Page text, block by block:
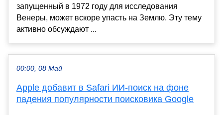
запущенный в 1972 году для исследования
Венеры, может вскоре упасть на Землю. Эту тему
активно обсуждают ...
00:00, 08 Май
Apple добавит в Safari ИИ-поиск на фоне
падения популярности поисковика Google